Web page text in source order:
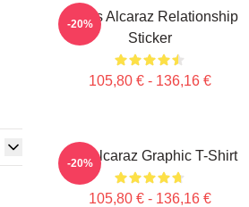
Carlos Alcaraz Relationship
Sticker
105,80 € - 136,16 €
-20%
Ace Alcaraz Graphic T-Shirt
105,80 € - 136,16 €
-20%